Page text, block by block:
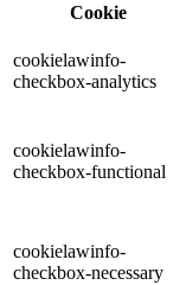
Cookie
cookielawinfo-
checkbox-analytics
cookielawinfo-
checkbox-functional
cookielawinfo-
checkbox-necessary